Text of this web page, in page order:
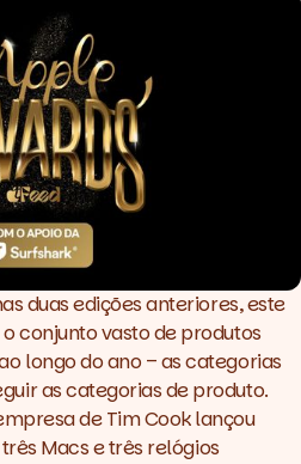
2025
2025
2025
Apple 2025
duas edições anteriores, este
conjunto vasto de produtos
longo do ano – as categorias
as categorias de produto.
de Tim Cook lançou
Macs e três relógios